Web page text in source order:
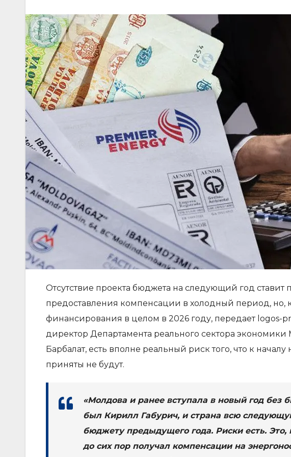
Отсутствие проекта бюджета на следующий год ставит
предоставления компенсации в холодный период, но,
финансирования в целом в 2026 году, передает logos-
директор Департамента реального сектора
Барбалат, есть вполне реальный риск того, что к
приняты не будут.
«Молдова и ранее вступала в новый год без
был Кирилл Габурич, и страна всю
бюджету предыдущего года. Риски есть. Это,
до сих пор получал компенсации на